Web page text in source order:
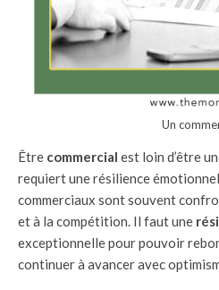
Un
Être commercial est loin d’être
requiert une résilience
commerciaux sont souvent
et à la compétition. Il faut une
exceptionnelle pour pouvoir
continuer à avancer avec